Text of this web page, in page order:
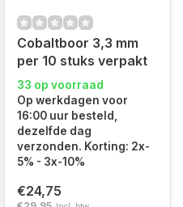
Cobaltboor 3,3 mm
per 10 stuks verpakt
33 op voorraad
Op werkdagen voor
16:00 uur besteld,
dezelfde dag
verzonden. Korting: 2x-
5% - 3x-10%
€24,75